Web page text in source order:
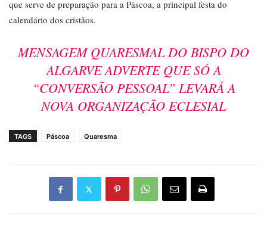
que serve de preparação para a Páscoa, a principal festa do
calendário dos cristãos.
MENSAGEM QUARESMAL DO BISPO DO
ALGARVE ADVERTE QUE SÓ A
“CONVERSÃO PESSOAL” LEVARÁ A
NOVA ORGANIZAÇÃO ECLESIAL
TAGS Páscoa Quaresma